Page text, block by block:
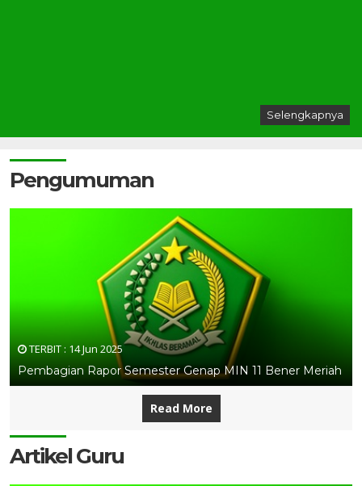
Selengkapnya
Pengumuman
TERBIT : 14 Jun 2025
Pembagian Rapor Semester Genap MIN 11 Bener Meriah
Read More
Artikel Guru